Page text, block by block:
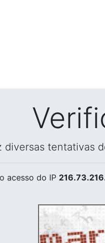
diversas tentativas
acesso do IP